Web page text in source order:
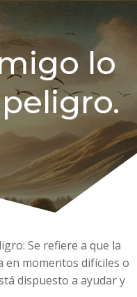
lo
Se refiere a que la
en momentos difíciles o
dispuesto a ayudar y